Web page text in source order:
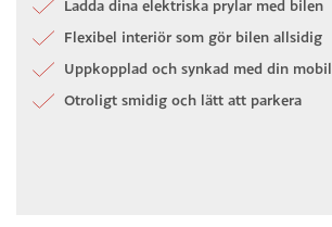
Ladda dina elektriska prylar med bilen
Flexibel interiör som gör bilen allsidig
Uppkopplad och synkad med din mobil
Otroligt smidig och lätt att parkera